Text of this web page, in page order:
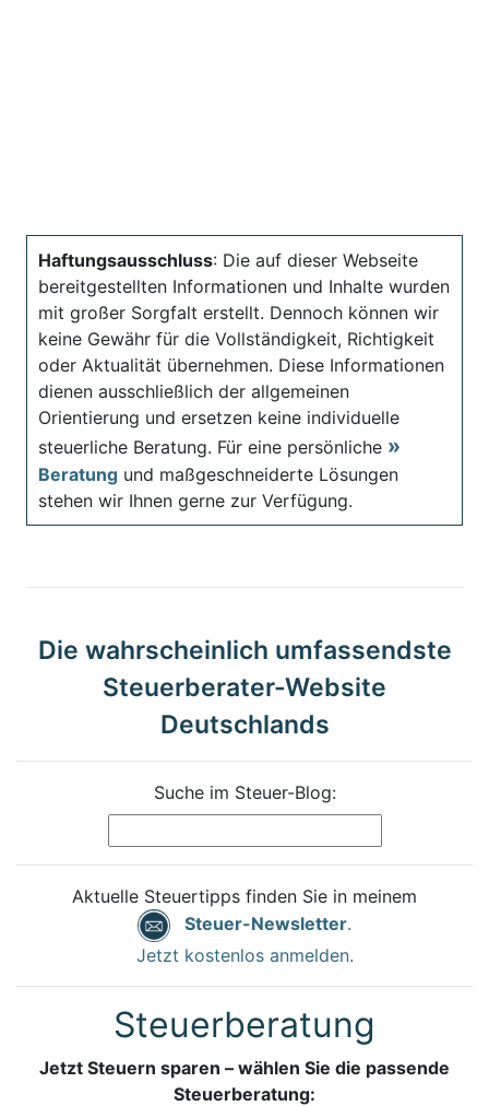
Haftungsausschluss: Die auf dieser Webseite
bereitgestellten Informationen und Inhalte wurden
mit großer Sorgfalt erstellt. Dennoch können wir
keine Gewähr für die Vollständigkeit, Richtigkeit
oder Aktualität übernehmen. Diese Informationen
dienen ausschließlich der allgemeinen
Orientierung und ersetzen keine individuelle
steuerliche Beratung. Für eine persönliche
Beratung und maßgeschneiderte Lösungen
stehen wir Ihnen gerne zur Verfügung.
Die wahrscheinlich umfassendste
Steuerberater-Website
Deutschlands
Suche im Steuer-Blog:
Aktuelle Steuertipps finden Sie in meinem
Steuer-Newsletter.
Jetzt kostenlos anmelden.
Steuerberatung
Jetzt Steuern sparen – wählen Sie die passende
Steuerberatung: